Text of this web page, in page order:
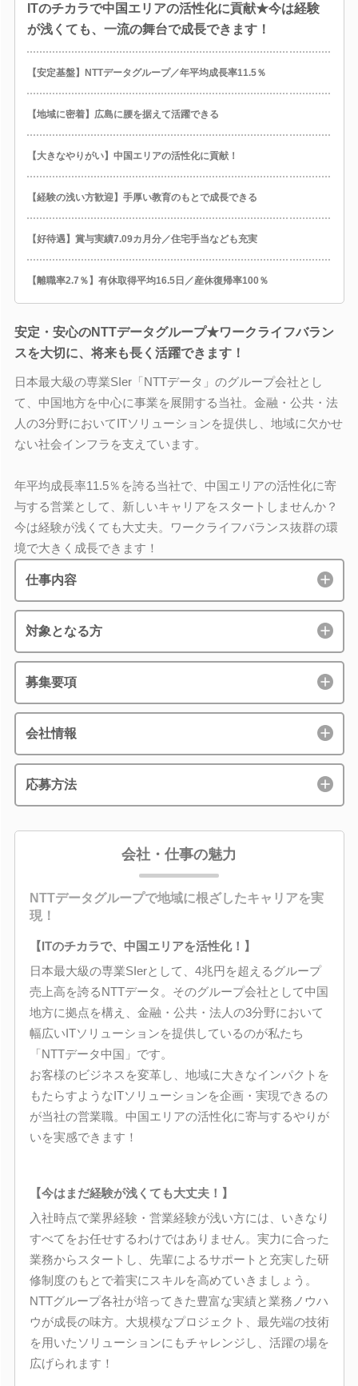
ITのチカラで中国エリアの活性化に貢献★今は経験
が浅くても、一流の舞台で成長できます！
【安定基盤】NTTデータグループ／年平均成長率11.5％
【地域に密着】広島に腰を据えて活躍できる
【大きなやりがい】中国エリアの活性化に貢献！
【経験の浅い方歓迎】手厚い教育のもとで成長できる
【好待遇】賞与実績7.09カ月分／住宅手当なども充実
【離職率2.7％】有休取得平均16.5日／産休復帰率100％
安定・安心のNTTデータグループ★ワークライフバラン
スを大切に、将来も長く活躍できます！
日本最大級の専業SIer「NTTデータ」のグループ会社とし
て、中国地方を中心に事業を展開する当社。金融・公共・法
人の3分野においてITソリューションを提供し、地域に欠かせ
ない社会インフラを支えています。
年平均成長率11.5％を誇る当社で、中国エリアの活性化に寄
与する営業として、新しいキャリアをスタートしませんか？
今は経験が浅くても大丈夫。ワークライフバランス抜群の環
境で大きく成長できます！
仕事内容
対象となる方
募集要項
会社情報
応募方法
会社・仕事の魅力
NTTデータグループで地域に根ざしたキャリアを実
現！
【ITのチカラで、中国エリアを活性化！】
日本最大級の専業SIerとして、4兆円を超えるグループ
売上高を誇るNTTデータ。そのグループ会社として中国
地方に拠点を構え、金融・公共・法人の3分野において
幅広いITソリューションを提供しているのが私たち
「NTTデータ中国」です。
お客様のビジネスを変革し、地域に大きなインパクトを
もたらすようなITソリューションを企画・実現できるの
が当社の営業職。中国エリアの活性化に寄与するやりが
いを実感できます！
【今はまだ経験が浅くても大丈夫！】
入社時点で業界経験・営業経験が浅い方には、いきなり
すべてをお任せするわけではありません。実力に合った
業務からスタートし、先輩によるサポートと充実した研
修制度のもとで着実にスキルを高めていきましょう。
NTTグループ各社が培ってきた豊富な実績と業務ノウハ
ウが成長の味方。大規模なプロジェクト、最先端の技術
を用いたソリューションにもチャレンジし、活躍の場を
広げられます！